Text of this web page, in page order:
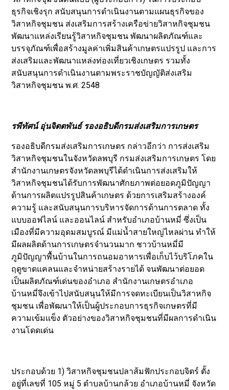
ธุรกิจเชิงรุก สนับสนุนการดำเนินงานตามแผนธุรกิจของ
วิสาหกิจชุมชน ส่งเสริมการสร้างเครือข่ายวิสาหกิจชุมชน
พัฒนาแหล่งเรียนรู้วิสาหกิจชุมชน พัฒนาผลิตภัณฑ์และ
บรรจุภัณฑ์เพื่อสร้างมูลค่าเพิ่มสินค้าเกษตรแปรรูป และการ
ส่งเสริมและพัฒนาแหล่งท่องเที่ยวเชิงเกษตร รวมทั้ง
สนับสนุนการดำเนินงานตามพระราชบัญญัติส่งเสริม
วิสาหกิจชุมชน พ.ศ. 2548
รพีทัศน์ อุ่นจิตตพันธ์ รองอธิบดีกรมส่งเสริมการเกษตร
รองอธิบดีกรมส่งเสริมการเกษตร กล่าวอีกว่า การส่งเสริม
วิสาหกิจชุมชนในจังหวัดลพบุรี กรมส่งเสริมการเกษตร โดย
สำนักงานเกษตรจังหวัดลพบุรีได้ดำเนินการส่งเสริมให้
วิสาหกิจชุมชนได้รับการพัฒนาศักยภาพต่อยอดภูมิปัญญา
ด้านการผลิตแปรรูปสินค้าเกษตร ด้วยการเสริมสร้างองค์
ความรู้ และสนับสนุนการบริหารจัดการด้านการตลาด ทั้ง
แบบออฟไลน์ และออนไลน์ สำหรับอำเภอบ้านหมี่ ซึ่งเป็น
เมืองที่มีความอุดมสมบูรณ์ มีแม่น้ำสายใหญ่ไหลผ่าน ทำให้
มีผลผลิตด้านการเกษตรจำนวนมาก ชาวบ้านหมี่มี
ภูมิปัญญาพื้นบ้านในการถนอมอาหารเพื่อเก็บไว้บริโภคใน
ฤดูขาดแคลนและจำหน่ายสร้างรายได้ จนพัฒนาต่อยอด
เป็นผลิตภัณฑ์เด่นของอำเภอ สำนักงานเกษตรอำเภอ
บ้านหมี่จึงเข้าไปสนับสนุนให้มีการจดทะเบียนเป็นวิสาหกิจ
ชุมชน เพื่อพัฒนาให้เป็นผู้ประกอบการธุรกิจเกษตรที่มี
ความเข้มแข็ง ตัวอย่างของวิสาหกิจชุมชนที่มีผลการดำเนิน
งานโดดเด่น
ประกอบด้วย 1) วิสาหกิจชุมชนปลาส้มฟักประกอบจิตร์ ตั้ง
อยู่ที่เลขที่ 105 หมู่ 5 ตำบลบ้านกล้วย อำเภอบ้านหมี่ จังหวัด